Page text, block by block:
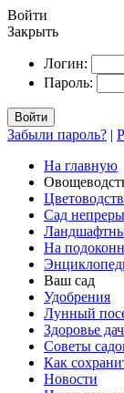
Войти
Закрыть
Логин:
Пароль:
Войти
Забыли пароль? |
На главную
Сад
На
Ваш сад
Удобрения
Лунный
Здоровье
Советы
Как
Новости